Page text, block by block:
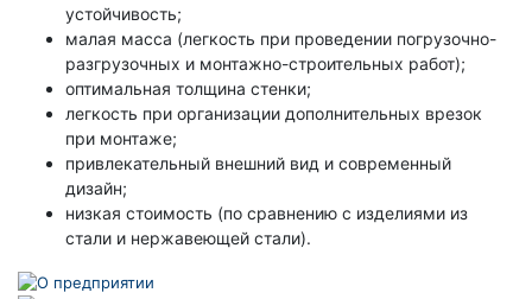
устойчивость;
малая масса (легкость при проведении погрузочно-
разгрузочных и монтажно-строительных работ);
оптимальная толщина стенки;
легкость при организации дополнительных врезок
при монтаже;
привлекательный внешний вид и современный
дизайн;
низкая стоимость (по сравнению с изделиями из
стали и нержавеющей стали).